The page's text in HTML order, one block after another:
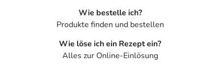
Wie bestelle ich?
Produkte finden und bestellen
Wie löse ich ein Rezept ein?
Alles zur Online-Einlösung